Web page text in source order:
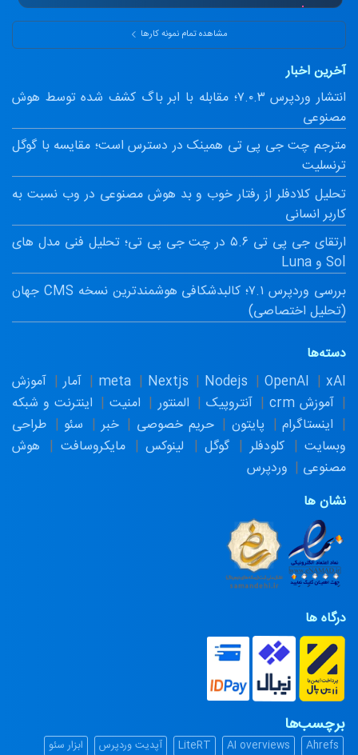
ماشین‌حساب پیشرفته سود مرکب و طلا.
مشاهده تمام نمونه کارها
آخرین اخبار
انتشار وردپرس ۷.۰.۳؛ مقابله با ابر باگ کشف شده توسط هوش
مصنوعی
مترجم چت جی پی تی همینک در دسترس است؛ مقایسه با گوگل
ترنسلیت
تحلیل کلادفلر از رفتار خوب و بد هوش مصنوعی در وب نسبت به
کاربر انسانی
ارتقای جی پی تی ۵.۶ در چت جی پی تی؛ تحلیل فنی مدل های
Sol و Luna
بررسی وردپرس ۷.۱؛ کالبدشکافی هوشمندترین نسخه CMS جهان
(تحلیل اختصاصی)
دسته‌ها
meta
Nextjs Nodejs OpenAI xAI آمار
آموزش
آموزش crm
آنتروپیک المنتور امنیت
اینترنت و شبکه
اینستاگرام
پایتون حریم خصوصی خبر سئو
طراحی
وبسایت
کلودفلر گوگل لینوکس مایکروسافت
هوش
مصنوعی
وردپرس
نشان ها
درگاه ها
برچسب‌ها
Ahrefs
AI overviews
LiteRT آپدیت وردپرس ابزار سئو